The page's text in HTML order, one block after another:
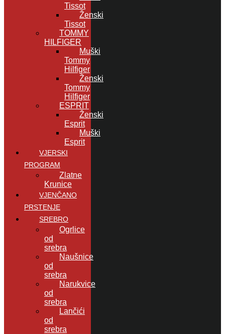
Tissot
Ženski
Tissot
TOMMY
HILFIGER
Muški
Tommy
Hilfiger
Ženski
Tommy
Hilfiger
ESPRIT
Ženski
Esprit
Muški
Esprit
VJERSKI
PROGRAM
Zlatne
Krunice
VJENČANO
PRSTENJE
SREBRO
Ogrlice
od
srebra
Naušnice
od
srebra
Narukvice
od
srebra
Lančići
od
srebra